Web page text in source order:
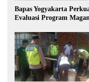
Bapas Yogyakarta
Evaluasi Program